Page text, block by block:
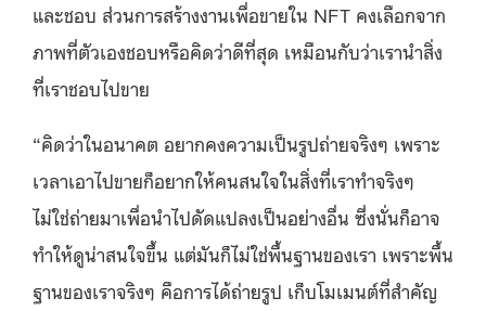
และชอบ ส่วนการสร้างงานเพื่อขายใน NFT คงเลือกจาก
ภาพที่ตัวเองชอบหรือคิดว่าดีที่สุด เหมือนกับว่าเรานำสิ่ง
ที่เราชอบไปขาย
“คิดว่าในอนาคต อยากคงความเป็นรูปถ่ายจริงๆ เพราะ
เวลาเอาไปขายก็อยากให้คนสนใจในสิ่งที่เราทำจริงๆ
ไม่ใช่ถ่ายมาเพื่อนำไปดัดแปลงเป็นอย่างอื่น ซึ่งนั่นก็อาจ
ทำให้ดูน่าสนใจขึ้น แต่มันก็ไม่ใช่พื้นฐานของเรา เพราะพื้น
ฐานของเราจริงๆ คือการได้ถ่ายรูป เก็บโมเมนต์ที่สำคัญ